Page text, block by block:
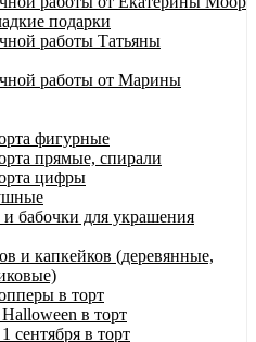
подарки
работы Татьяны
работы от Марины
фигурные
прямые, спирали
цифры
бабочки для украшения
и капкейков (деревянные,
в торт
в торт
сентября в торт